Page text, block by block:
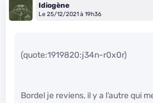
Idiogène
Le 25/12/2021 à 19h36
(quote:1919820:j34n-r0x0r)
Bordel je reviens, il y a l’autre qui